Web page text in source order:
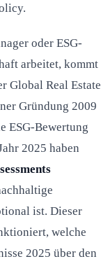
oder ESG-
arbeitet, kommt
Global Real Estate
Gründung 2009
ESG-Bewertung
2025 haben
ist. Dieser
welche
2025 über den